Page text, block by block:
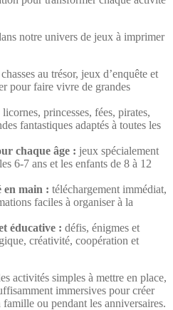
notre univers de jeux à imprimer
chasses au trésor, jeux d’enquête et
pour faire vivre de grandes
licornes, princesses, fées, pirates,
fantastiques adaptés à toutes les
chaque âge : jeux spécialement
6-7 ans et les enfants de 8 à 12
en main : téléchargement immédiat,
faciles à organiser à la
éducative : défis, énigmes et
créativité, coopération et
activités simples à mettre en place,
immersives pour créer
ou pendant les anniversaires.